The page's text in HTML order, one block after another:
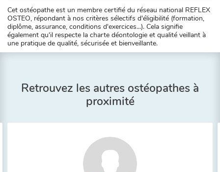
Cet ostéopathe est un membre certifié du réseau national REFLEX
OSTEO, répondant à nos critères sélectifs d'éligibilité (formation,
diplôme, assurance, conditions d'exercices...). Cela signifie
également qu'il respecte la charte déontologie et qualité veillant à
une pratique de qualité, sécurisée et bienveillante.
Retrouvez les autres ostéopathes à
proximité